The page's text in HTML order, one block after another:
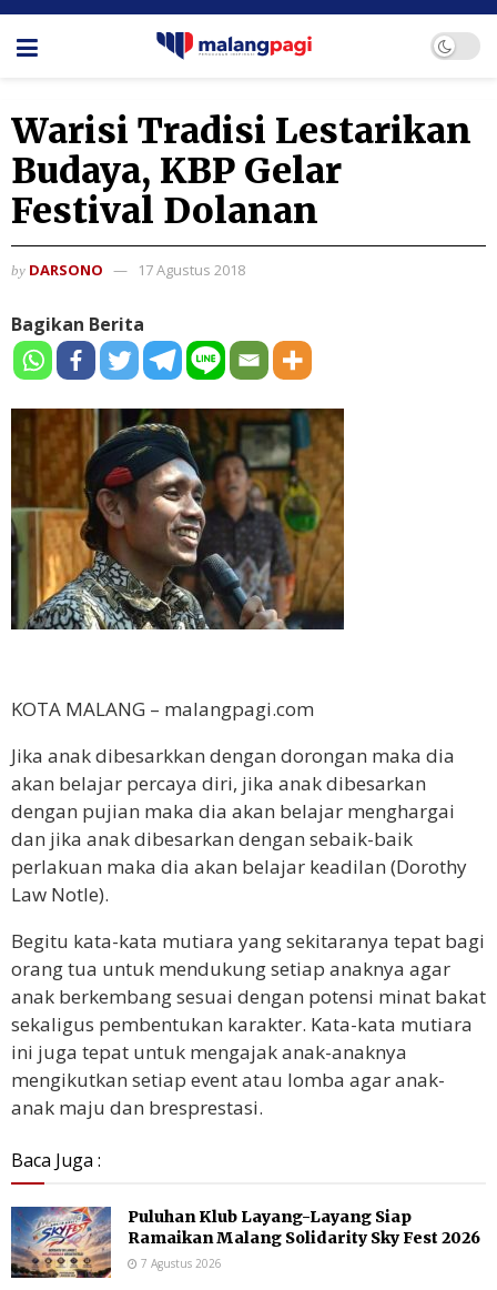
Warisi Tradisi Lestarikan
Budaya, KBP Gelar
Festival Dolanan
by DARSONO 17 Agustus 2018
Bagikan Berita
KOTA MALANG – malangpagi.com
Jika anak dibesarkkan dengan dorongan maka dia
akan belajar percaya diri, jika anak dibesarkan
dengan pujian maka dia akan belajar menghargai
dan jika anak dibesarkan dengan sebaik-baik
perlakuan maka dia akan belajar keadilan (Dorothy
Law Notle).
Begitu kata-kata mutiara yang sekitaranya tepat bagi
orang tua untuk mendukung setiap anaknya agar
anak berkembang sesuai dengan potensi minat bakat
sekaligus pembentukan karakter. Kata-kata mutiara
ini juga tepat untuk mengajak anak-anaknya
mengikutkan setiap event atau lomba agar anak-
anak maju dan bresprestasi.
Baca Juga :
Puluhan Klub Layang-Layang Siap
Ramaikan Malang Solidarity Sky Fest 2026
7 Agustus 2026